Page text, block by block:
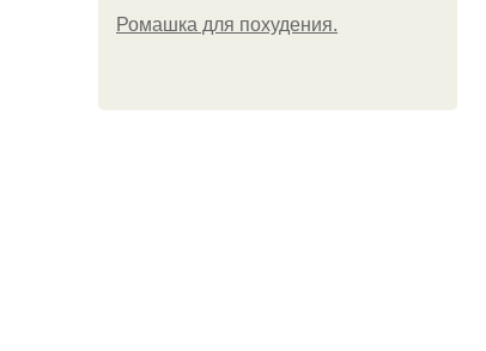
Ромашка для похудения.